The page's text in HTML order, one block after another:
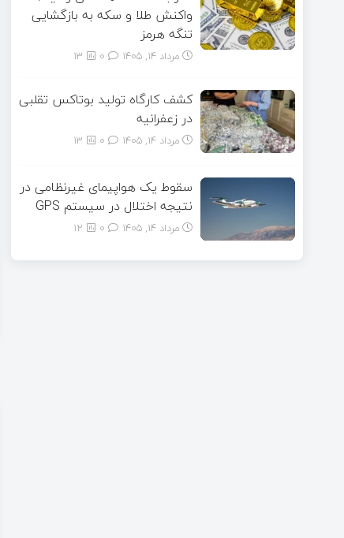
واکنش طلا و سکه به بازگشایی
تنگه هرمز
مرداد ۱۴, ۱۴۰۵ 13
کشف کارگاه تولید بوتاکس تقلبی
در زعفرانیه
مرداد ۱۴, ۱۴۰۵ 13
سقوط یک هواپیمای غیرنظامی در
نتیجه اختلال در سیستم‌ GPS
مرداد ۱۴, ۱۴۰۵ 12